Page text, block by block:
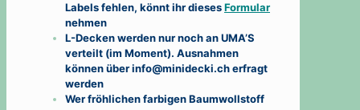
Labels fehlen, könnt ihr diesesFormular
nehmen
L-Decken werden nur noch an UMA’S
verteilt (im Moment). Ausnahmen
können über info@minidecki.ch erfragt
werden
Wer fröhlichen farbigen Baumwollstoff